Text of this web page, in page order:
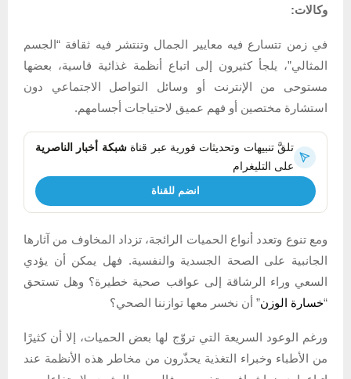
وكالات:
في زمن تتسارع فيه معايير الجمال وتنتشر فيه ثقافة “الجسم
المثالي”، يلجأ كثيرون إلى اتباع أنظمة غذائية قاسية، بعضها
مستوحى من الإنترنت أو وسائل التواصل الاجتماعي دون
استشارة مختصين أو فهم عميق لاحتياجات أجسامهم.
تلقَّ تنبيهات وتحديثات فورية عبر قناةشبكة أخبار الناصرية
على التليغرام
انضم للقناة
ومع تنوع وتعدد أنواع الحميات الرائجة، تزداد المخاوف من آثارها
الجانبية على الصحة الجسدية والنفسية. فهل يمكن أن يؤدي
السعي وراء الرشاقة إلى عواقب صحية خطيرة؟ وهل تستحق
“خسارة الوزن” أن نخسر معها توازننا الصحي؟
ورغم الوعود السريعة التي تروّج لها بعض الحميات، إلا أن كثيرًا
من الأطباء وخبراء التغذية يحذّرون من مخاطر هذه الأنظمة عند